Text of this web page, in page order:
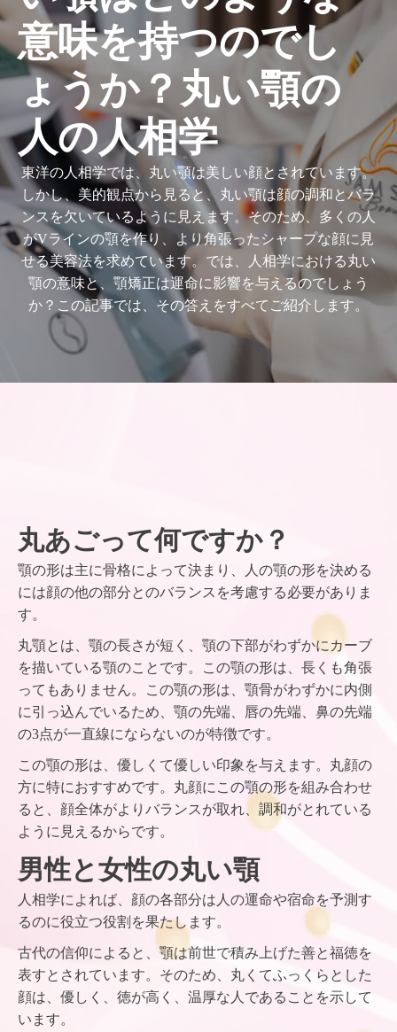
意味を持つのでし
ょうか？丸い顎の
人の人相学
東洋の人相学では、丸い顎は美しい顔とされています。
しかし、美的観点から見ると、丸い顎は顔の調和とバラ
ンスを欠いているように見えます。そのため、多くの人
がVラインの顎を作り、より角張ったシャープな顔に見
せる美容法を求めています。では、人相学における丸い
顎の意味と、顎矯正は運命に影響を与えるのでしょう
か？この記事では、その答えをすべてご紹介します。
丸あごって何ですか？
顎の形は主に骨格によって決まり、人の顎の形を決める
には顔の他の部分とのバランスを考慮する必要がありま
す。
丸顎とは、顎の長さが短く、顎の下部がわずかにカーブ
を描いている顎のことです。この顎の形は、長くも角張
ってもありません。この顎の形は、顎骨がわずかに内側
に引っ込んでいるため、顎の先端、唇の先端、鼻の先端
の3点が一直線にならないのが特徴です。
この顎の形は、優しくて優しい印象を与えます。丸顔の
方に特におすすめです。丸顔にこの顎の形を組み合わせ
ると、顔全体がよりバランスが取れ、調和がとれている
ように見えるからです。
男性と女性の丸い顎
人相学によれば、顔の各部分は人の運命や宿命を予測す
るのに役立つ役割を果たします。
古代の信仰によると、顎は前世で積み上げた善と福徳を
表すとされています。そのため、丸くてふっくらとした
顔は、優しく、徳が高く、温厚な人であることを示して
います。